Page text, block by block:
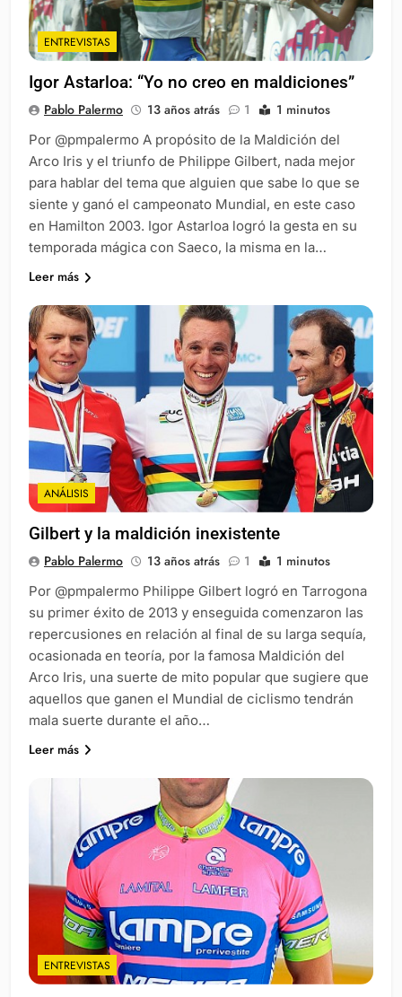
ENTREVISTAS
Igor Astarloa: “Yo no creo en maldiciones”
Pablo Palermo 13 años atrás 1 1 minutos
Por @pmpalermo A propósito de la Maldición del
Arco Iris y el triunfo de Philippe Gilbert, nada mejor
para hablar del tema que alguien que sabe lo que se
siente y ganó el campeonato Mundial, en este caso
en Hamilton 2003. Igor Astarloa logró la gesta en su
temporada mágica con Saeco, la misma en la…
Leer más
ANÁLISIS
Gilbert y la maldición inexistente
Pablo Palermo 13 años atrás 1 1 minutos
Por @pmpalermo Philippe Gilbert logró en Tarrogona
su primer éxito de 2013 y enseguida comenzaron las
repercusiones en relación al final de su larga sequía,
ocasionada en teoría, por la famosa Maldición del
Arco Iris, una suerte de mito popular que sugiere que
aquellos que ganen el Mundial de ciclismo tendrán
mala suerte durante el año…
Leer más
ENTREVISTAS